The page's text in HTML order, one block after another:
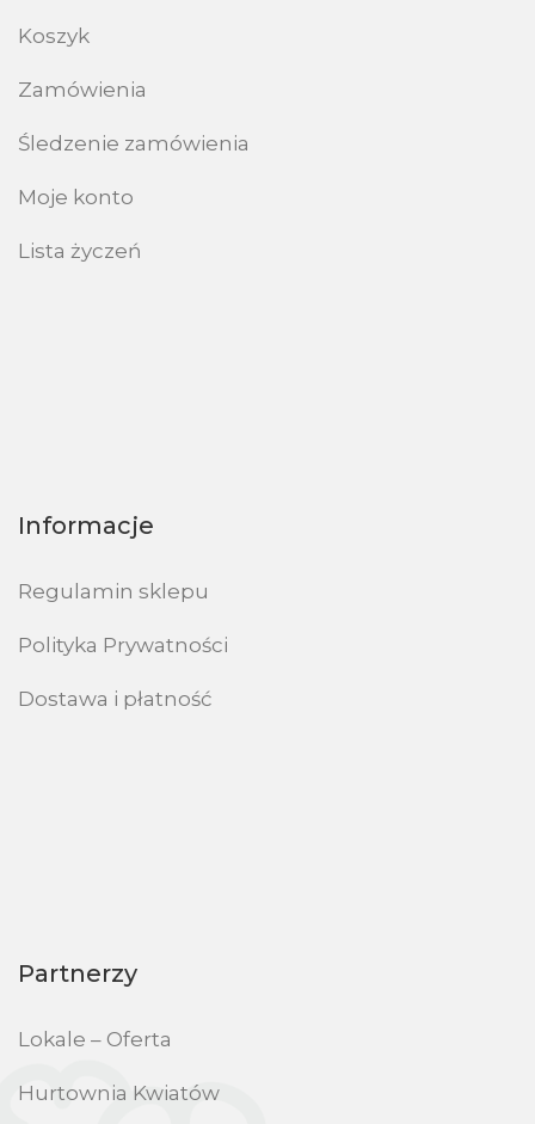
Koszyk
Zamówienia
Śledzenie zamówienia
Moje konto
Lista życzeń
Informacje
Regulamin sklepu
Polityka Prywatności
Dostawa i płatność
Partnerzy
Lokale – Oferta
Hurtownia Kwiatów